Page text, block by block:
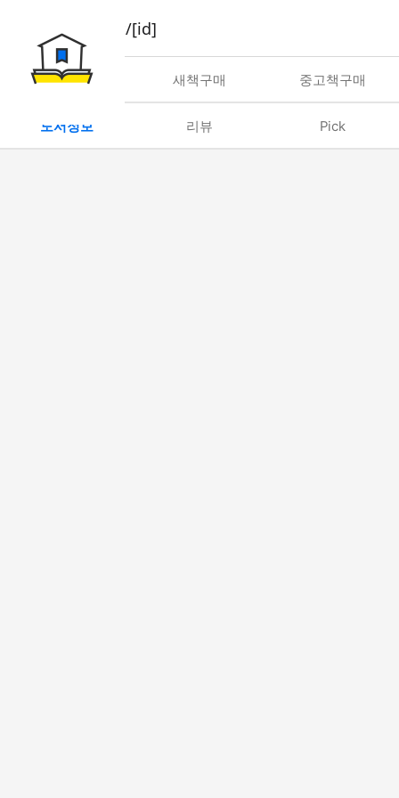
book/rent/[id]
대여 새책구매 중고책구매
도서정보 리뷰 Pick